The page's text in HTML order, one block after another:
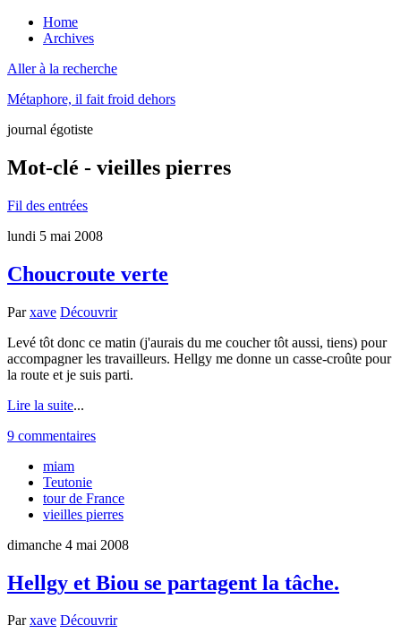
Home
Archives
Aller à la recherche
Métaphore, il fait froid dehors
journal égotiste
Mot-clé - vieilles pierres
Fil des entrées
lundi 5 mai 2008
Choucroute verte
Parxave Découvrir
Levé tôt donc ce matin (j'aurais du me coucher tôt aussi, tiens) pour
accompagner les travailleurs. Hellgy me donne un casse-croûte pour
la route et je suis parti.
Lire la suite...
9 commentaires
miam
Teutonie
tour de France
vieilles pierres
dimanche 4 mai 2008
Hellgy et Biou se partagent la tâche.
Parxave Découvrir